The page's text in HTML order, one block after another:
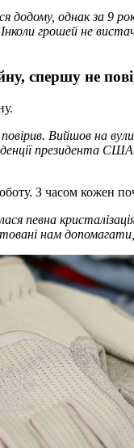
однак за 9
грошей не
спершу не
Вийшов на
президента
З часом кожен
певна
нам